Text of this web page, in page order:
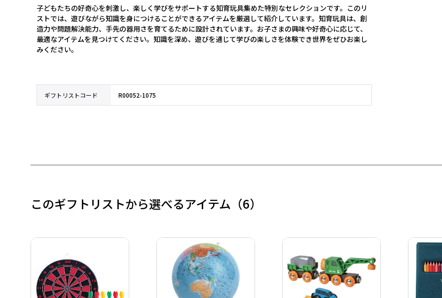
子どもたちの好奇心を刺激し、楽しく学びをサポートする知育玩具集めた特別なセレクションです。このリ
ストでは、遊びながら知識を身につけることができるアイテムを厳選して紹介しています。知育玩具は、創
造力や問題解決能力、手先の器用さを育てるために設計されています。お子さまの興味や好奇心に応じて、
最適なアイテムを見つけてください。知識を深め、遊びを通じて学びの楽しさを体験でき世界をぜひお楽し
みください。
ギフトリストコード R00052-1075
このギフトリストから選べるアイテム （6）